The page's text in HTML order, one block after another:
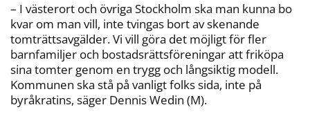
– I västerort och övriga Stockholm ska man kunna bo
kvar om man vill, inte tvingas bort av skenande
tomträttsavgälder. Vi vill göra det möjligt för fler
barnfamiljer och bostadsrättsföreningar att friköpa
sina tomter genom en trygg och långsiktig modell.
Kommunen ska stå på vanligt folks sida, inte på
byråkratins, säger Dennis Wedin (M).